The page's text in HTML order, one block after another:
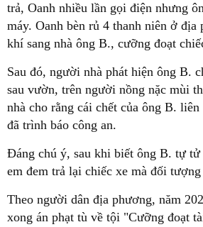
trả, Oanh nhiều lần gọi điện nhưng
máy. Oanh bèn rủ 4 thanh niên ở địa
khí sang nhà ông B., cưỡng đoạt
Sau đó, người nhà phát hiện ông B.
sau vườn, trên người nồng nặc mùi
nhà cho rằng cái chết của ông B. liên
đã trình báo công an.
Đáng chú ý, sau khi biết ông B. tự tử
em đem trả lại chiếc xe mà đối
Theo người dân địa phương, năm
xong án phạt tù về tội "Cưỡng đoạt